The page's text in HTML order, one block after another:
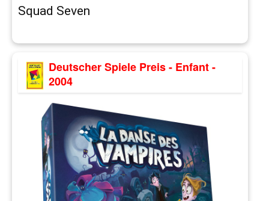
Squad Seven
Deutscher Spiele Preis - Enfant -
2004